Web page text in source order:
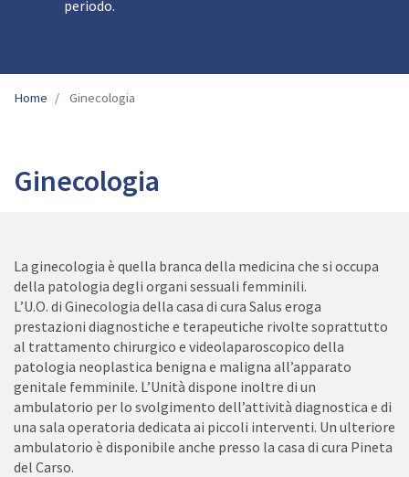
periodo.
Home Ginecologia
Ginecologia
La ginecologia è quella branca della medicina che si occupa
della patologia degli organi sessuali femminili.
L’U.O. di Ginecologia della casa di cura Salus eroga
prestazioni diagnostiche e terapeutiche rivolte soprattutto
al trattamento chirurgico e videolaparoscopico della
patologia neoplastica benigna e maligna all’apparato
genitale femminile. L’Unità dispone inoltre di un
ambulatorio per lo svolgimento dell’attività diagnostica e di
una sala operatoria dedicata ai piccoli interventi. Un ulteriore
ambulatorio è disponibile anche presso la casa di cura Pineta
del Carso.